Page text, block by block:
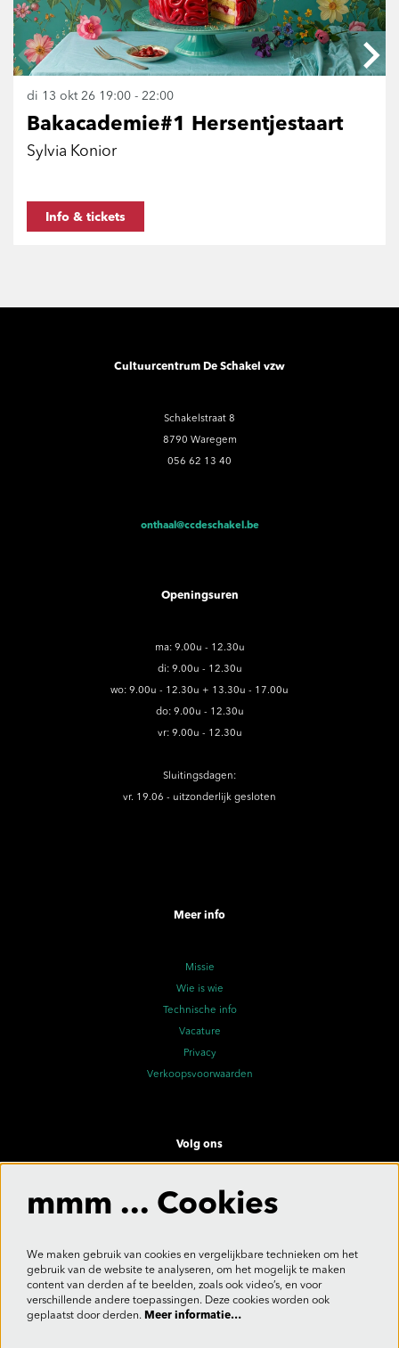
Bakacademie#1 Hersentjestaart
Sylvia Konior
di 13 okt 26 19:00 - 22:00
Info & tickets
Cultuurcentrum De Schakel vzw
Schakelstraat 8
8790 Waregem
056 62 13 40
onthaal@ccdeschakel.be
Openingsuren
ma: 9.00u - 12.30u
di: 9.00u - 12.30u
wo: 9.00u - 12.30u + 13.30u - 17.00u
do: 9.00u - 12.30u
vr: 9.00u - 12.30u
Sluitingsdagen:
vr. 19.06 - uitzonderlijk gesloten
Meer info
Missie
Wie is wie
Technische info
Vacature
Privacy
Verkoopsvoorwaarden
Volg ons
Aanmelden
mmm ... Cookies
We maken gebruik van cookies en vergelijkbare technieken om het
gebruik van de website te analyseren, om het mogelijk te maken
content van derden af te beelden, zoals ook video’s, en voor
verschillende andere toepassingen. Deze cookies worden ook
geplaatst door derden. Meer informatie…